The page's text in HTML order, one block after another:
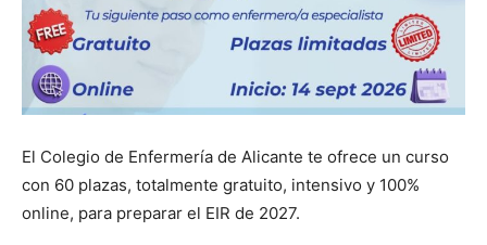
El Colegio de Enfermería de Alicante te ofrece un curso
con 60 plazas, totalmente gratuito, intensivo y 100%
online, para preparar el EIR de 2027.